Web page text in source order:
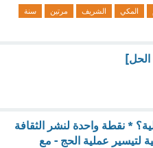
المكي الشريف مرتين
سنة
* نقطة واحدة لنشر الثقافة
لتيسير عملية الحج - مع